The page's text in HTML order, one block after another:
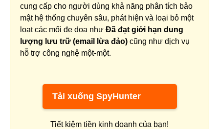
cung cấp cho người dùng khả năng phân tích bảo
mật hệ thống chuyên sâu, phát hiện và loại bỏ một
loạt các mối đe dọa như Đã đạt giới hạn dung
lượng lưu trữ (email lừa đảo) cũng như dịch vụ
hỗ trợ công nghệ một-một.
Tải xuống SpyHunter
Tiết kiệm tiền kinh doanh của bạn!